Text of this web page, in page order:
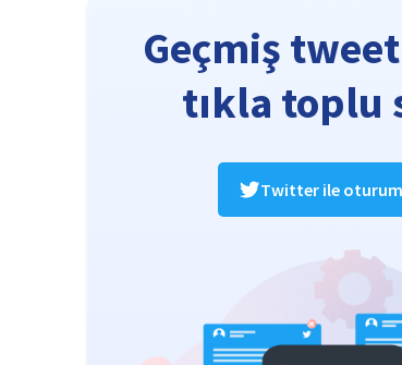
Geçmiş
tıkla toplu
Twitter ile oturum